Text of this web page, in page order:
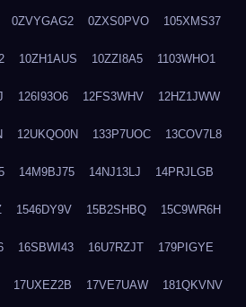
0ZVYGAG2 0ZXS0PVO 105XMS37
10ZH1AUS 10ZZI8A5 1103WHO1
126I93O6 12FS3WHV 12HZ1JWW
12UKQO0N 133P7UOC 13COV7L8
14M9BJ75 14NJ13LJ 14PRJLGB
1546DY9V 15B2SHBQ 15C9WR6H
16SBWI43 16U7RZJT 179PIGYE
17UXEZ2B 17VE7UAW 181QKVNV